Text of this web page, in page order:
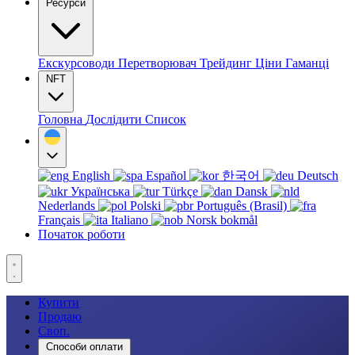
Ресурси
Екскурсоводи Перетворювач Трейдинг Ціни Гаманці
NFT
Головна Дослідити Список
English Español 한국어
Deutsch
Українська
Türkçe
Dansk
Nederlands
Polski
Português (Brasil)
Français
Italiano
Norsk bokmål
Початок роботи
Купити
Продаю
Своп.
Способи оплати